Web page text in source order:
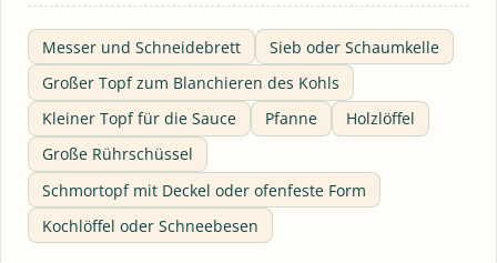
Messer und Schneidebrett
Sieb oder Schaumkelle
Großer Topf zum Blanchieren des Kohls
Kleiner Topf für die Sauce
Pfanne
Holzlöffel
Große Rührschüssel
Schmortopf mit Deckel oder ofenfeste Form
Kochlöffel oder Schneebesen